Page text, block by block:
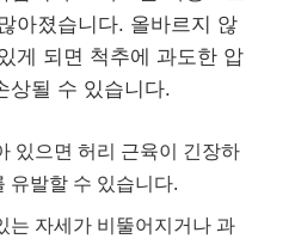
아졌습니다. 올바르지 않
게 되면 척추에 과도한 압
상될 수 있습니다.
있으면 허리 근육이 긴장하
유발할 수 있습니다.
는 자세가 비뚤어지거나 과